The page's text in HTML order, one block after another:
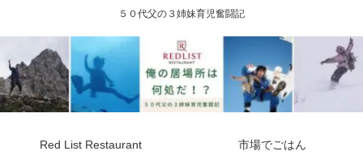
５０代父の３姉妹育児奮闘記
Red List Restaurant 市場でごはん